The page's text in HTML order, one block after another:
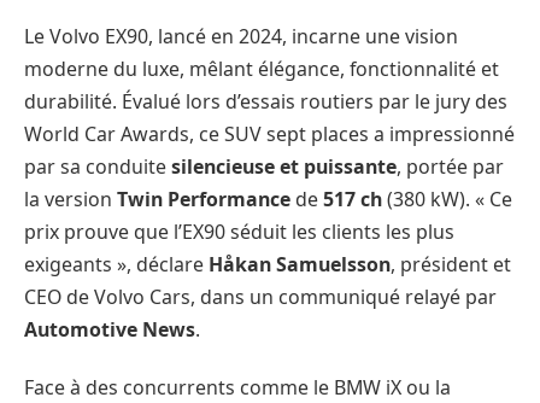
Le Volvo EX90, lancé en 2024, incarne une vision
moderne du luxe, mêlant élégance, fonctionnalité et
durabilité. Évalué lors d’essais routiers par le jury des
World Car Awards, ce SUV sept places a impressionné
par sa conduitesilencieuse et puissante, portée par
la version Twin Performance de517 ch(380 kW). « Ce
prix prouve que l’EX90 séduit les clients les plus
exigeants », déclare Håkan Samuelsson, président et
CEO de Volvo Cars, dans un communiqué relayé par
Automotive News.
Face à des concurrents comme le BMW iX ou la